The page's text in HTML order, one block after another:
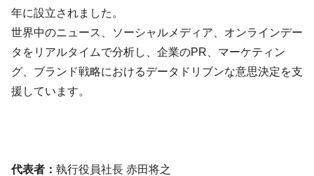
年に設立されました。
世界中のニュース、ソーシャルメディア、オンラインデー
タをリアルタイムで分析し、企業のPR、マーケティン
グ、ブランド戦略におけるデータドリブンな意思決定を支
援しています。
代表者： 執行役員社長 赤田将之